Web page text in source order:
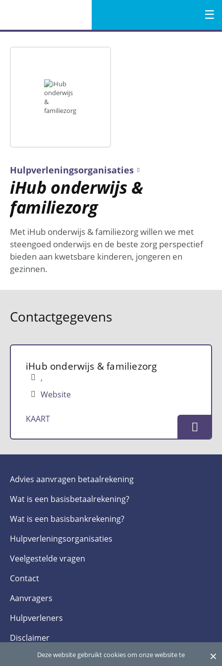
Menu
Hulpverleningsorganisaties
iHub onderwijs &
familiezorg
Met iHub onderwijs & familiezorg willen we met
steengoed onderwijs en de beste zorg perspectief
bieden aan kwetsbare kinderen, jongeren en
gezinnen.
Contactgegevens
iHub onderwijs & familiezorg
Website
KAART
Advies aanvragen betaalrekening
Wat is een basis­betaalrekening?
Wat is een basis­bankrekening?
Hulpverlenings­organisaties
Veelgestelde­ vragen
Contact
Aanvragers
Hulpverleners
Disclaimer
Privacy- en cookieverklaring
Deze website gebruikt cookies om onze website te
×